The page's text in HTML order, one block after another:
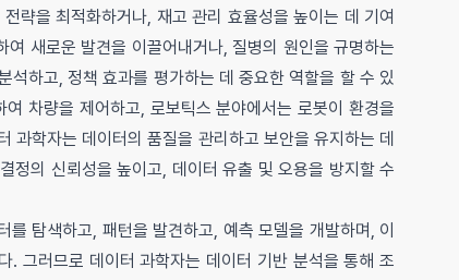
략을 최적화하거나, 재고 관리 효율성을 높이는 데 기여
새로운 발견을 이끌어내거나, 질병의 원인을 규명하는
석하고, 정책 효과를 평가하는 데 중요한 역할을 할 수 있
차량을 제어하고, 로보틱스 분야에서는 로봇이 환경을
과학자는 데이터의 품질을 관리하고 보안을 유지하는 데
정의 신뢰성을 높이고, 데이터 유출 및 오용을 방지할 수
탐색하고, 패턴을 발견하고, 예측 모델을 개발하며, 이
. 그러므로 데이터 과학자는 데이터 기반 분석을 통해 조